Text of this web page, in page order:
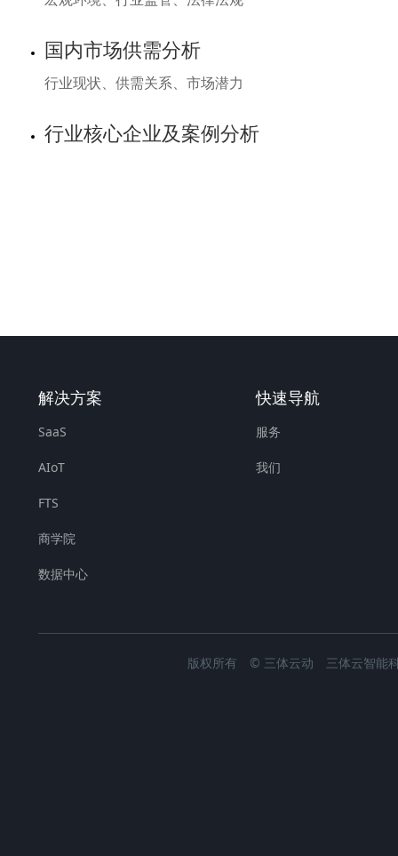
国内市场供需分析
行业现状、供需关系、市场潜力
行业核心企业及案例分析
解决方案
SaaS
AIoT
FTS
商学院
数据中心
快速导航
服务
我们
版权所有 © 三体云动 三体云智能